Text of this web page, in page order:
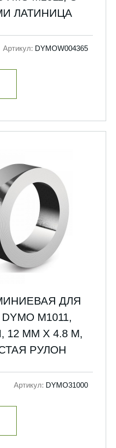
ЛАТИНИЦА
Артикул: DYMOW004365
ДЛЯ
M1011,
12 ММ Х 4.8 М,
РУЛОН
Артикул: DYMO31000